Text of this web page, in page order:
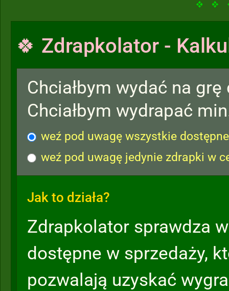
🍀 Zdrapkolator -
Chciałbym wydać na grę
Chciałbym wydrapać
weź pod uwagę wszystkie
weź pod uwagę jedynie zdrapki w
Jak to działa?
Zdrapkolator sprawdza
dostępne w sprzedaży,
pozwalają uzyskać